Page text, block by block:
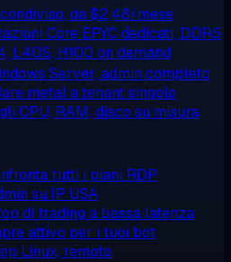
condiviso, da $2,48/mese
Core EPYC dedicati, DDR5
L40S, H100 on demand
Server, admin completo
metal a tenant singolo
CPU, RAM, disco su misura
tutti i piani RDP
su IP USA
di trading a bassa latenza
attivo per i tuoi bot
Linux, remoto